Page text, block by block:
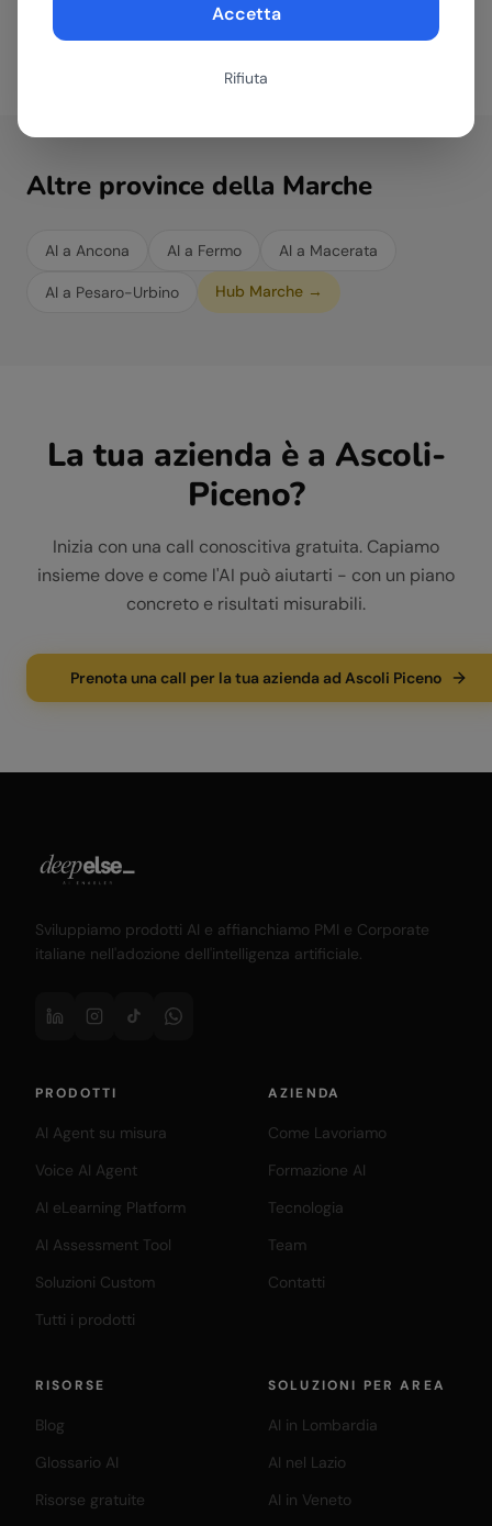
Accetta
Rifiuta
Altre province della Marche
AI a Ancona AI a Fermo AI a Macerata
AI a Pesaro-Urbino Hub Marche →
La tua azienda è a Ascoli-
Piceno?
Inizia con una call conoscitiva gratuita. Capiamo
insieme dove e come l'AI può aiutarti - con un piano
concreto e risultati misurabili.
Prenota una call per la tua azienda ad Ascoli Piceno
Sviluppiamo prodotti AI e affianchiamo PMI e Corporate
italiane nell'adozione dell'intelligenza artificiale.
PRODOTTI
AI Agent su misura
Voice AI Agent
AI eLearning Platform
AI Assessment Tool
Soluzioni Custom
Tutti i prodotti
AZIENDA
Come Lavoriamo
Formazione AI
Tecnologia
Team
Contatti
RISORSE
Blog
Glossario AI
Risorse gratuite
SOLUZIONI PER AREA
AI in Lombardia
AI nel Lazio
AI in Veneto